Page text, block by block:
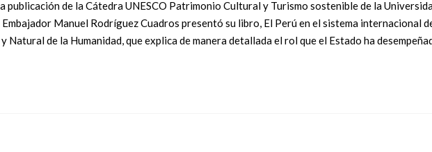
publicación de la Cátedra UNESCO Patrimonio Cultural y Turismo sostenible de la
Manuel Rodríguez Cuadros presentó su libro, El Perú en el sistema internacional
Natural de la Humanidad, que explica de manera detallada el rol que el Estado ha